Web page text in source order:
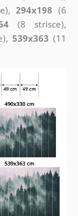
294x198 (6
(8 strisce),
539x363 (11